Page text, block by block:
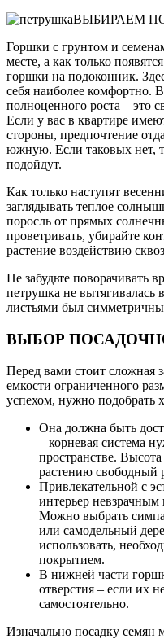
ВЫБИРАЕМ
Горшки с грунтом и
месте, а как только
горшки на подоконник.
себя наиболее комфортно.
полноценного роста – это
Если у вас в квартире
стороны, предпочтение
южную. Если таковых нет,
подойдут.
Как только наступят
заглядывать теплое
поросль от прямых
проветривать, убирайте
растение воздействию
Не забудьте поворачивать
петрушка не вытягивалась
листьями был
ВЫБОР
Перед вами стоит сложная
емкости ограниченного
успехом, нужно подобрать
Она должна быть
– корневая система
пространстве.
растению свободный
Привлекательной с
интерьер невзрачным
Можно выбрать
или самодельный
использовать,
покрытием.
В нижней части
отверстия – если их
самостоятельно.
Изначально посадку